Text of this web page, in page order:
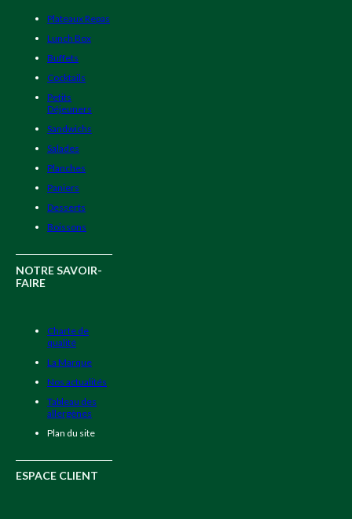
Plateaux Repas
Lunch Box
Buffets
Cocktails
Petits
Déjeuners
Sandwichs
Salades
Planches
Paniers
Desserts
Boissons
NOTRE SAVOIR-
FAIRE
Charte de
qualité
La Marque
Nos actualités
Tableau des
allergènes
Plan du site
ESPACE CLIENT